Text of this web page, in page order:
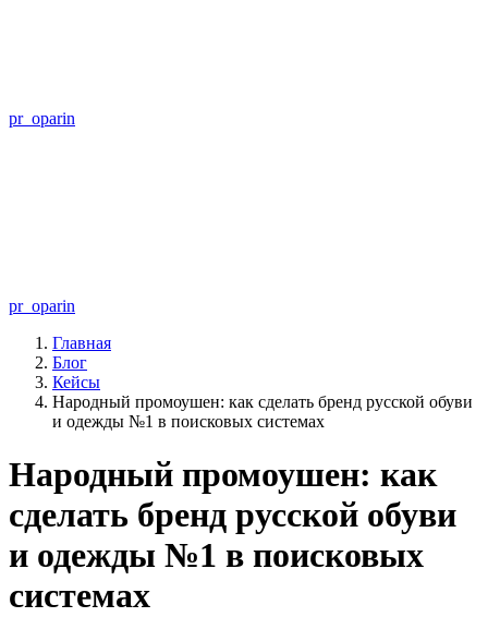
pr_oparin
pr_oparin
Главная
Блог
Кейсы
Народный промоушен: как сделать бренд русской обуви
и одежды №1 в поисковых системах
Народный промоушен: как
сделать бренд русской обуви
и одежды №1 в поисковых
системах